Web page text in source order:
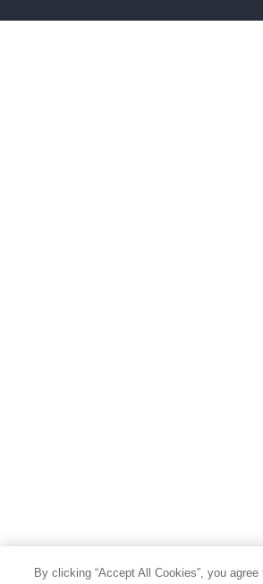
By clicking “Accept All Cookies”, you